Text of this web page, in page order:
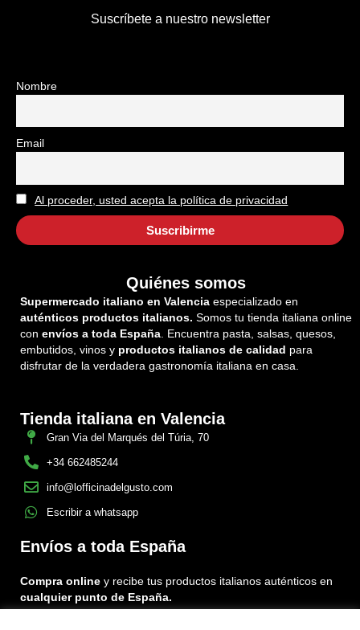
Suscríbete a nuestro newsletter
Nombre
Email
Al proceder, usted acepta la política de privacidad
Quiénes somos
Supermercado italiano en Valencia especializado en
auténticos productos italianos. Somos tu tienda italiana online
con envíos a toda España . Encuentra pasta, salsas, quesos,
embutidos, vinos y productos italianos de calidad para
disfrutar de la verdadera gastronomía italiana en casa.
Tienda italiana en Valencia
Gran Via del Marqués del Túria, 70
+34 662485244
info@lofficinadelgusto.com
Escribir a whatsapp
Envíos a toda España
Compra online y recibe tus productos italianos auténticos en
cualquier punto de España.